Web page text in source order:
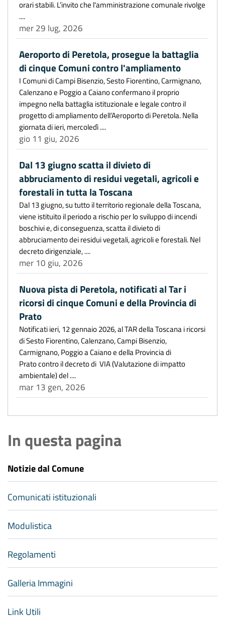
orari stabili. L’invito che l'amministrazione comunale rivolge
....
mer 29 lug, 2026
Aeroporto di Peretola, prosegue la battaglia
di cinque Comuni contro l'ampliamento
I Comuni di Campi Bisenzio, Sesto Fiorentino, Carmignano,
Calenzano e Poggio a Caiano confermano il proprio
impegno nella battaglia istituzionale e legale contro il
progetto di ampliamento dell’Aeroporto di Peretola. Nella
giornata di ieri, mercoledì ....
gio 11 giu, 2026
Dal 13 giugno scatta il divieto di
abbruciamento di residui vegetali, agricoli e
forestali in tutta la Toscana
Dal 13 giugno, su tutto il territorio regionale della Toscana,
viene istituito il periodo a rischio per lo sviluppo di incendi
boschivi e, di conseguenza, scatta il divieto di
abbruciamento dei residui vegetali, agricoli e forestali. Nel
decreto dirigenziale, ....
mer 10 giu, 2026
Nuova pista di Peretola, notificati al Tar i
ricorsi di cinque Comuni e della Provincia di
Prato
Notificati ieri, 12 gennaio 2026, al TAR della Toscana i ricorsi
di Sesto Fiorentino, Calenzano, Campi Bisenzio,
Carmignano, Poggio a Caiano e della Provincia di
Prato contro il decreto di VIA (Valutazione di impatto
ambientale) del ....
mar 13 gen, 2026
In questa pagina
Notizie dal Comune
Comunicati istituzionali
Modulistica
Regolamenti
Galleria Immagini
Link Utili